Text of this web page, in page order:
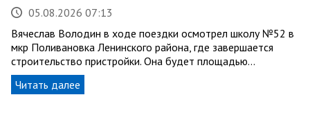
05.08.2026 07:13
Вячеслав Володин в ходе поездки осмотрел школу №52 в
мкр Поливановка Ленинского района, где завершается
строительство пристройки. Она будет площадью…
Читать далее